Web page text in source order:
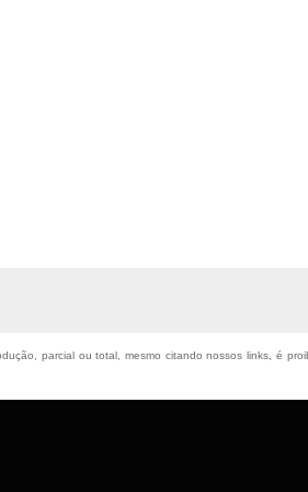
parcial ou total, mesmo citando nossos links, é